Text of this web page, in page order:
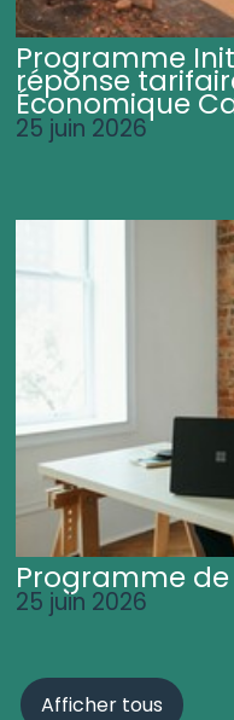
Programme
réponse
Économique
25 juin 2026
Programme
25 juin 2026
Afficher tous